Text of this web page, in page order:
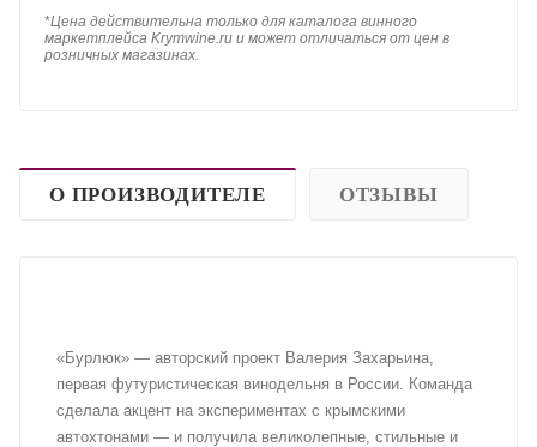
*Цена действительна только для каталога винного
маркетплейса Krymwine.ru и может отличаться от цен в
розничных магазинах.
О ПРОИЗВОДИТЕЛЕ ОТЗЫВЫ
«Бурлюк» — авторский проект Валерия Захарьина,
первая футуристическая винодельня в России. Команда
сделала акцент на экспериментах с крымскими
автохтонами — и получила великолепные, стильные и